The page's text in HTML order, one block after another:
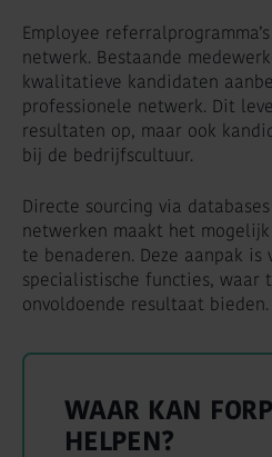
Employee
netwerk. Bestaande
kwalitatieve kandidaten
professionele netwerk. Dit
resultaten op, maar ook
bij de bedrijfscultuur.
Directe sourcing via
netwerken maakt het
te benaderen. Deze aanpak
specialistische functies, waar
onvoldoende resultaat bieden.
WAAR KAN
HELPEN?